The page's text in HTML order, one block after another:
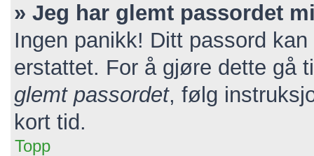
» Jeg har glemt passordet
Ingen panikk! Ditt passord
erstattet. For å gjøre dette gå
glemt passordet, følg
kort tid.
Topp